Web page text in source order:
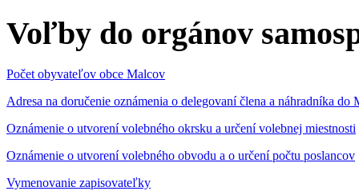
Voľby do orgánov
Počet obyvateľov obce Malcov
Adresa na doručenie oznámenia o delegovaní člena a náhradníka
Oznámenie o utvorení volebného okrsku a určení volebnej miestnosti
Oznámenie o utvorení volebného obvodu a o určení počtu poslancov
Vymenovanie zapisovateľky